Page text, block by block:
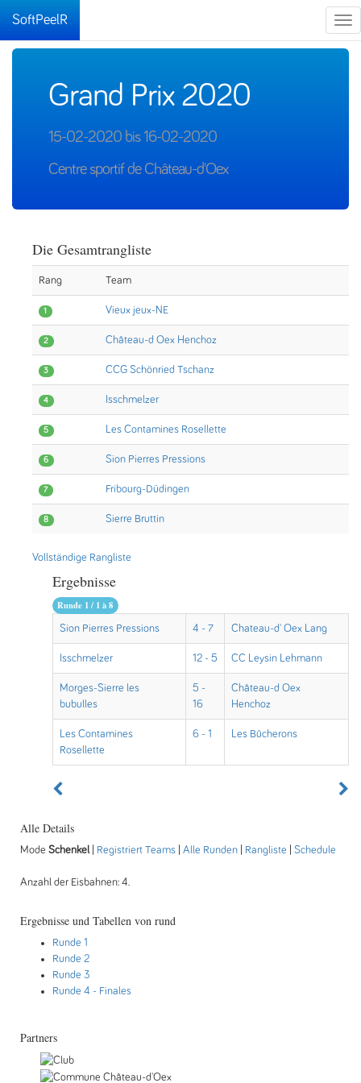
SoftPeelR
Grand Prix 2020
15-02-2020 bis 16-02-2020
Centre sportif de Château-d'Oex
Die Gesamtrangliste
Rang Team
1 Vieux jeux-NE
2 Château-d Oex Henchoz
3 CCG Schönried Tschanz
4 Isschmelzer
5 Les Contamines Rosellette
6 Sion Pierres Pressions
7 Fribourg-Düdingen
8 Sierre Bruttin
Vollständige Rangliste
Ergebnisse
Runde 1 / 1 à 8
Sion Pierres Pressions 4 - 7 Chateau-d' Oex Lang
Isschmelzer 12 - 5 CC Leysin Lehmann
Morges-Sierre les
bubulles
5 -
16
Château-d Oex
Henchoz
Les Contamines
Rosellette
6 - 1 Les Bûcherons
Alle Details
Mode Schenkel Registriert Teams Alle Runden Rangliste Schedule
Anzahl der Eisbahnen: 4.
Ergebnisse und Tabellen von rund
Runde 1
Runde 2
Runde 3
Runde 4 - Finales
Partners